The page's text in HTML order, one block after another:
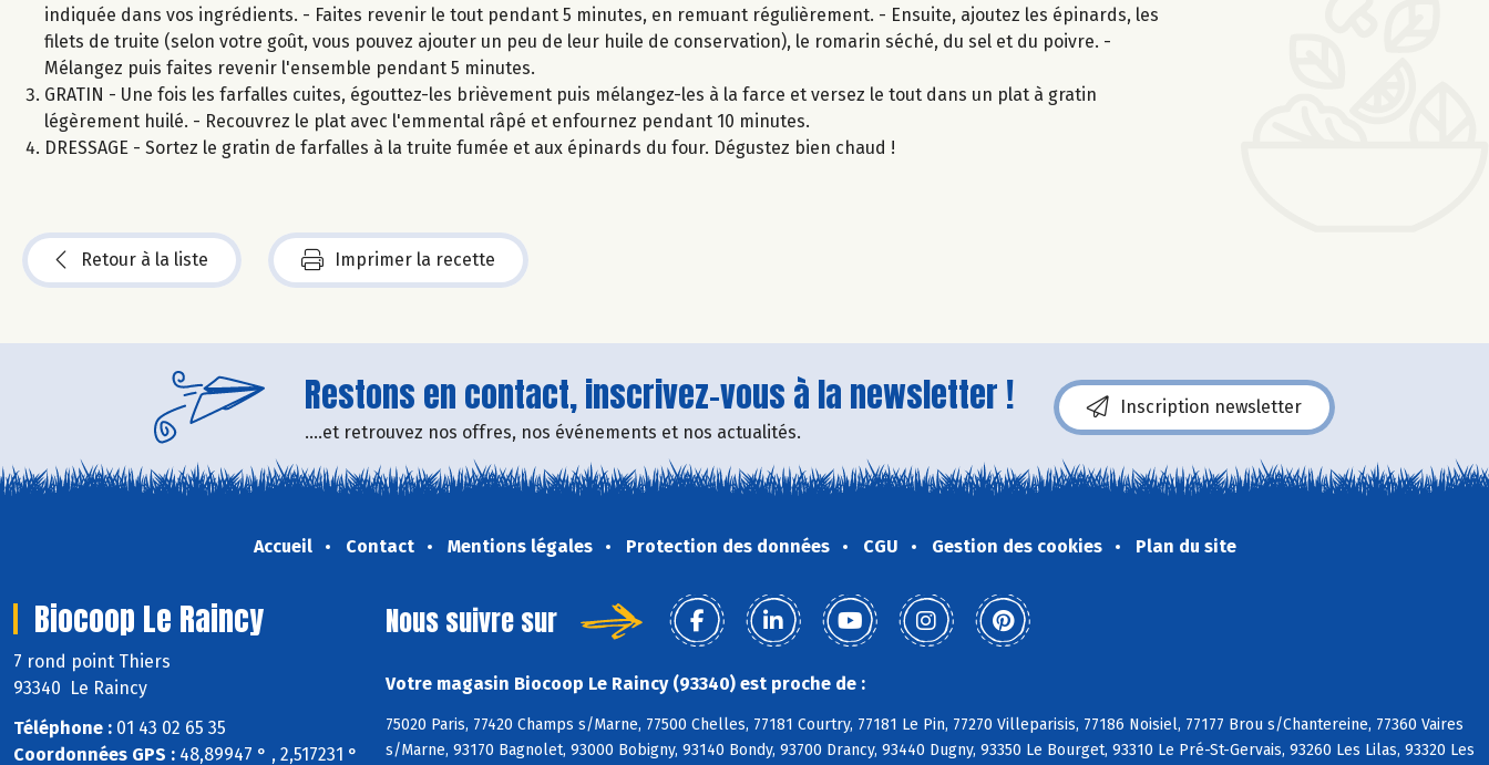
indiquée dans vos ingrédients. - Faites revenir le tout pendant 5 minutes, en remuant régulièrement. - Ensuite, ajoutez les épinards, les
filets de truite (selon votre goût, vous pouvez ajouter un peu de leur huile de conservation), le romarin séché, du sel et du poivre. -
Mélangez puis faites revenir l'ensemble pendant 5 minutes.
GRATIN - Une fois les farfalles cuites, égouttez-les brièvement puis mélangez-les à la farce et versez le tout dans un plat à gratin
légèrement huilé. - Recouvrez le plat avec l'emmental râpé et enfournez pendant 10 minutes.
DRESSAGE - Sortez le gratin de farfalles à la truite fumée et aux épinards du four. Dégustez bien chaud !
Retour à la liste Imprimer la recette
Restons en contact, inscrivez-vous à la newsletter !
....et retrouvez nos offres, nos événements et nos actualités.
Inscription newsletter
Accueil Contact Mentions légales Protection des données CGU Gestion des cookies Plan du site
Biocoop Le Raincy
7 rond point Thiers
93340 Le Raincy
Téléphone : 01 43 02 65 35
Coordonnées GPS : 48,89947 ° , 2,517231 °
Nous suivre sur
Votre magasin Biocoop Le Raincy (93340) est proche de :
75020 Paris, 77420 Champs s/Marne, 77500 Chelles, 77181 Courtry, 77181 Le Pin, 77270 Villeparisis, 77186 Noisiel, 77177 Brou s/Chantereine, 77360 Vaires
s/Marne, 93170 Bagnolet, 93000 Bobigny, 93140 Bondy, 93700 Drancy, 93440 Dugny, 93350 Le Bourget, 93310 Le Pré-St-Gervais, 93260 Les Lilas, 93320 Les